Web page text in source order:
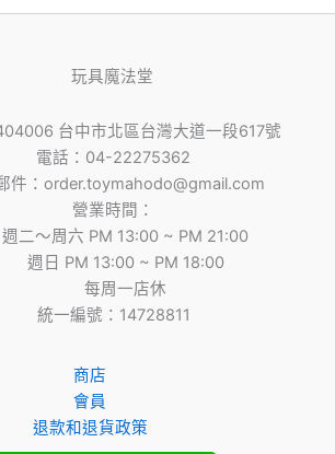
玩具魔法堂
台中市北區台灣大道一段617號
電話：04-22275362
件：order.toymahodo@gmail.com
營業時間：
週二～周六 PM 13:00 ~ PM 21:00
週日 PM 13:00 ~ PM 18:00
每周一店休
統一編號：14728811
商店
會員
退款和退貨政策